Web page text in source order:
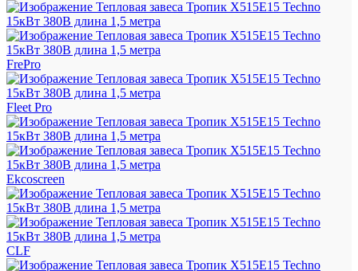
FrePro
Fleet Pro
Ekcoscreen
CLF